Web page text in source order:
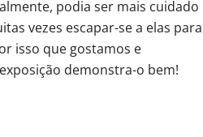
podia ser mais cuidado
vezes escapar-se a elas para
isso que gostamos e
demonstra-o bem!